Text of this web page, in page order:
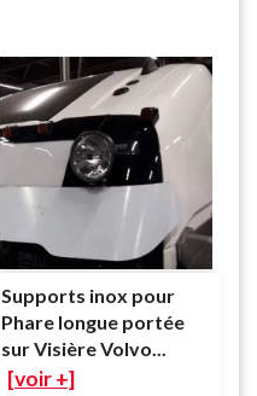
Supports inox pour
Phare longue portée
sur Visière Volvo...
[voir +]